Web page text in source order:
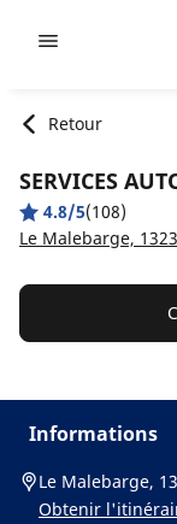
Retour
SERVICES
4.8/5(108)
Le Malebarge,
Informations
Le Malebarge,
Obtenir